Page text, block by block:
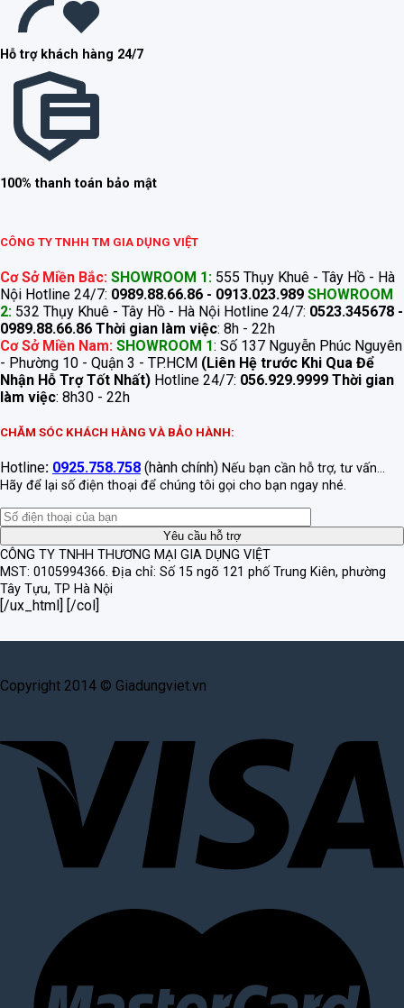
Hỗ trợ khách hàng 24/7
100% thanh toán bảo mật
CÔNG TY TNHH TM GIA DỤNG VIỆT
Cơ Sở Miền Bắc: SHOWROOM 1: 555 Thụy Khuê - Tây Hồ - Hà
Nội Hotline 24/7: 0989.88.66.86 - 0913.023.989 SHOWROOM
2: 532 Thụy Khuê - Tây Hồ - Hà Nội Hotline 24/7: 0523.345678 -
0989.88.66.86 Thời gian làm việc: 8h - 22h
Cơ Sở Miền Nam: SHOWROOM 1: Số 137 Nguyễn Phúc Nguyên
- Phường 10 - Quận 3 - TP.HCM (Liên Hệ trước Khi Qua Để
Nhận Hỗ Trợ Tốt Nhất) Hotline 24/7: 056.929.9999 Thời gian
làm việc: 8h30 - 22h
CHĂM SÓC KHÁCH HÀNG VÀ BẢO HÀNH:
Hotline: 0925.758.758 (hành chính) Nếu bạn cần hỗ trợ, tư vấn...
Hãy để lại số điện thoại để chúng tôi gọi cho bạn ngay nhé.
CÔNG TY TNHH THƯƠNG MẠI GIA DỤNG VIỆT
MST: 0105994366. Địa chỉ: Số 15 ngõ 121 phố Trung Kiên, phường
Tây Tựu, TP Hà Nội
[/ux_html] [/col]
Copyright 2014 © Giadungviet.vn